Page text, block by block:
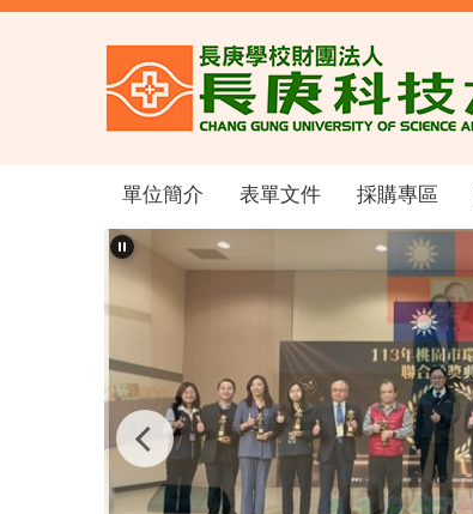
跳
單位簡介 表單文件 採購專區